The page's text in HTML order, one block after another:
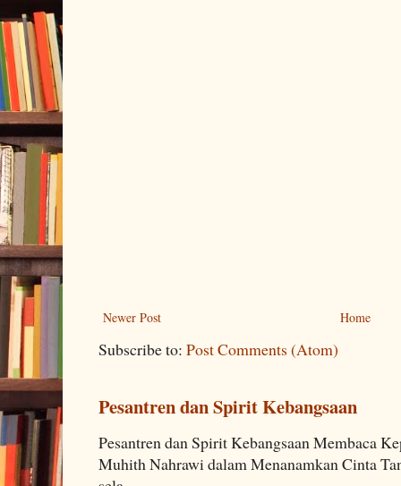
Newer Post Home
Subscribe to: Post Comments (Atom)
Pesantren dan Spirit Kebangsaan
Pesantren dan Spirit Kebangsaan Membaca
Muhith Nahrawi dalam Menanamkan Cinta